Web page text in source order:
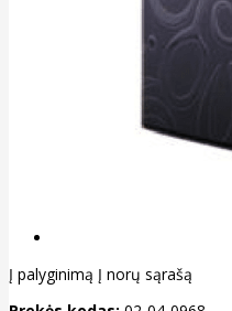
Į palyginimą Į norų sąrašą